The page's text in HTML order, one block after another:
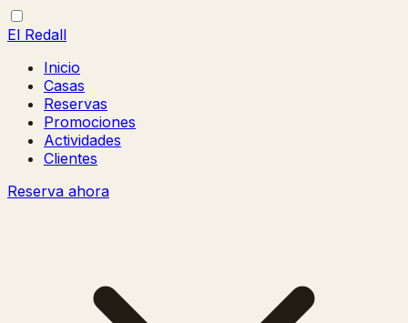
El Redall
Inicio
Casas
Reservas
Promociones
Actividades
Clientes
Reserva ahora